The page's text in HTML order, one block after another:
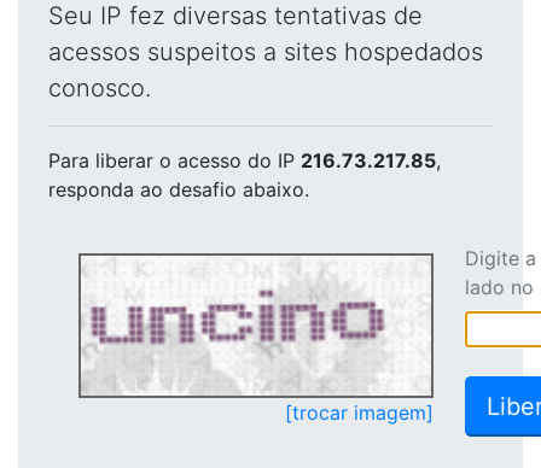
Seu IP fez diversas tentativas de
acessos suspeitos a sites hospedados
conosco.
Para liberar o acesso do IP 216.73.217.85,
responda ao desafio abaixo.
[trocar imagem]
Digite
lado no